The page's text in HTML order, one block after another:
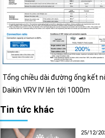
Tổng chiều dài đường ống kết
Daikin VRV IV lên tới 1000m
Tin tức khác
25/12/